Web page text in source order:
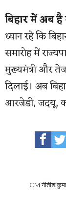
बिहार में अब
ध्यान रहे कि
समारोह में
मुख्यमंत्री और
दिलाई। अब
आरजेडी, जदयू,
CM नीतीश